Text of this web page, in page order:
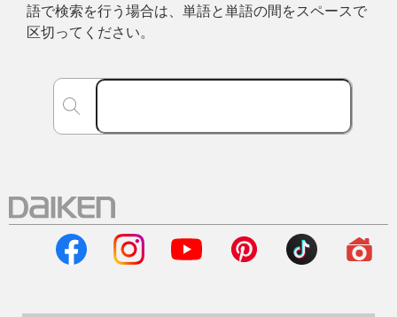
語で検索を行う場合は、単語と単語の間をスペースで
区切ってください。